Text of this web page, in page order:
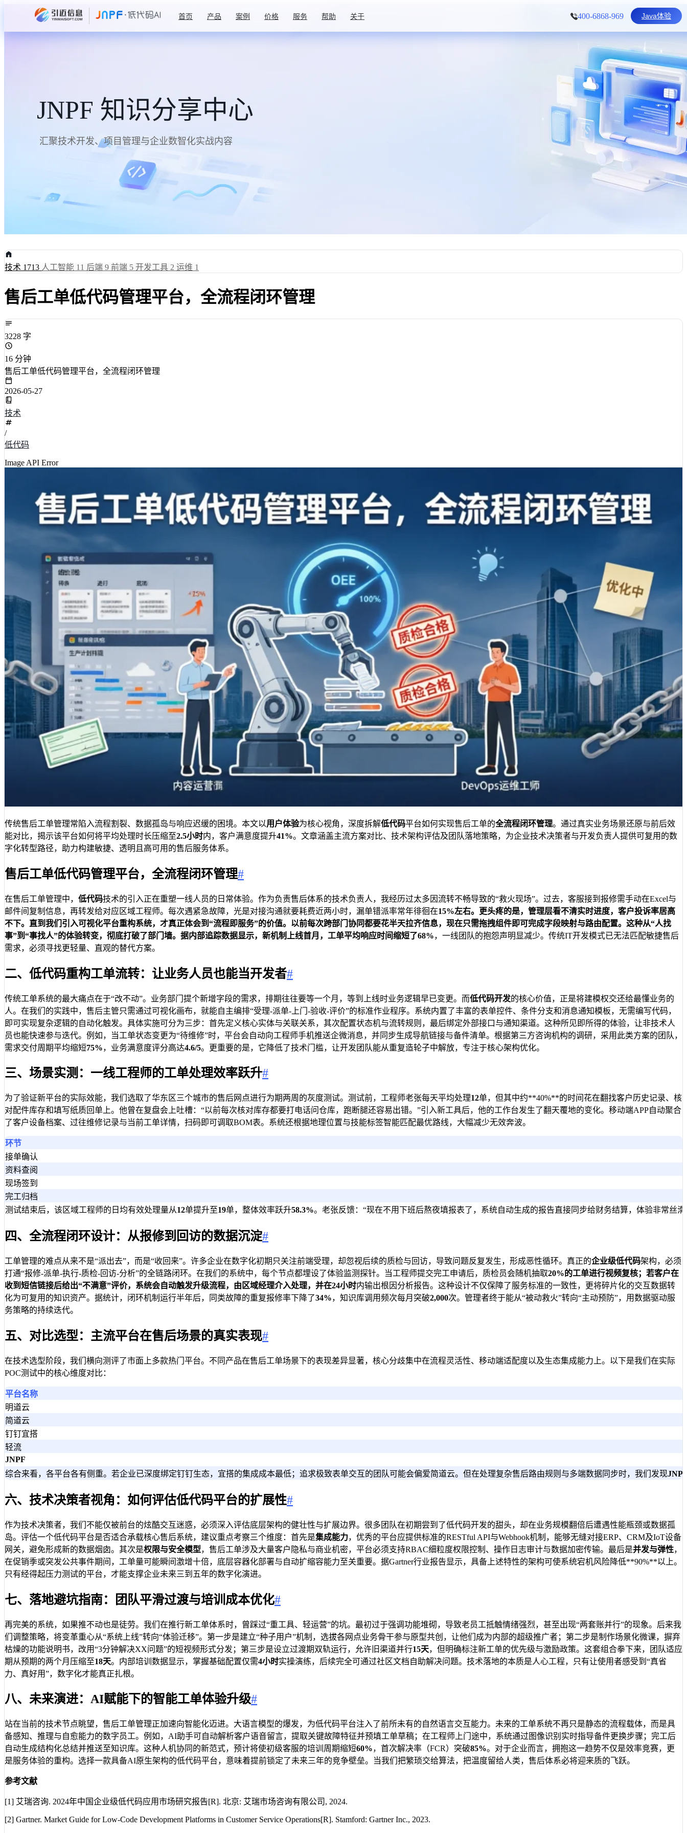
首页 产品 案例 价格 服务 帮助 关于 400-6868-969 Java体验
JNPF 知识分享中心
汇聚技术开发、项目管理与企业数智化实战内容
技术 1713 人工智能 11 后端 9 前端 5 开发工具 2 运维 1
售后工单低代码管理平台，全流程闭环管理
3228 字
16 分钟
售后工单低代码管理平台，全流程闭环管理
2026-05-27
技术
/
低代码
Image API Error
传统售后工单管理常陷入流程割裂、数据孤岛与响应迟缓的困境。本文以用户体验为核心视角，深度拆解低代码平台如何实现售后工单的全流程闭环管理。通过真实业务场景还原与前后效
能对比，揭示该平台如何将平均处理时长压缩至2.5小时内，客户满意度提升41%。文章涵盖主流方案对比、技术架构评估及团队落地策略，为企业技术决策者与开发负责人提供可复用的数
字化转型路径，助力构建敏捷、透明且高可用的售后服务体系。
售后工单低代码管理平台，全流程闭环管理#
在售后工单管理中， 低代码技术的引入正在重塑一线人员的日常体验。作为负责售后体系的技术负责人，我经历过太多因流转不畅导致的“救火现场”。过去，客服接到报修需手动在Excel与
邮件间复制信息，再转发给对应区域工程师。每次遇紧急故障，光是对接沟通就要耗费近两小时，漏单错派率常年徘徊在15%左右。更头疼的是，管理层看不清实时进度，客户投诉率居高
不下。直到我们引入可视化平台重构系统，才真正体会到“流程即服务”的价值。以前每次跨部门协同都要花半天拉齐信息，现在只需拖拽组件即可完成字段映射与路由配置。这种从“人找
事”到“事找人”的体验转变，彻底打破了部门墙。据内部追踪数据显示，新机制上线首月，工单平均响应时间缩短了68%，一线团队的抱怨声明显减少。传统IT开发模式已无法匹配敏捷售后
需求，必须寻找更轻量、直观的替代方案。
二、低代码重构工单流转：让业务人员也能当开发者#
传统工单系统的最大痛点在于“改不动”。业务部门提个新增字段的需求，排期往往要等一个月，等到上线时业务逻辑早已变更。而低代码开发的核心价值，正是将建模权交还给最懂业务的
人。在我们的实践中，售后主管只需通过可视化画布，就能自主编排“受理-派单-上门-验收-评价”的标准作业程序。系统内置了丰富的表单控件、条件分支和消息通知模板，无需编写代码，
即可实现复杂逻辑的自动化触发。具体实施可分为三步：首先定义核心实体与关联关系，其次配置状态机与流转规则，最后绑定外部接口与通知渠道。这种所见即所得的体验，让非技术人
员也能快速参与迭代。例如，当工单状态变更为“待维修”时，平台会自动向工程师手机推送企微消息，并同步生成导航链接与备件清单。根据第三方咨询机构的调研，采用此类方案的团队，
需求交付周期平均缩短75%，业务满意度评分高达4.6/5。更重要的是，它降低了技术门槛，让开发团队能从重复造轮子中解放，专注于核心架构优化。
三、场景实测：一线工程师的工单处理效率跃升#
为了验证新平台的实际效能，我们选取了华东区三个城市的售后网点进行为期两周的灰度测试。测试前，工程师老张每天平均处理12单，但其中约**40%**的时间花在翻找客户历史记录、核
对配件库存和填写纸质回单上。他曾在复盘会上吐槽：“以前每次核对库存都要打电话问仓库，跑断腿还容易出错。”引入新工具后，他的工作台发生了翻天覆地的变化。移动端APP自动聚合
了客户设备档案、过往维修记录与当前工单详情，扫码即可调取BOM表。系统还根据地理位置与技能标签智能匹配最优路线，大幅减少无效奔波。
环节
接单确认
资料查阅
现场签到
完工归档
测试结束后，该区域工程师的日均有效处理量从12单提升至19单，整体效率跃升58.3%。老张反馈：“现在不用下班后熬夜填报表了，系统自动生成的报告直接同步给财务结算，体验非常丝
四、全流程闭环设计：从报修到回访的数据沉淀#
工单管理的难点从来不是“派出去”，而是“收回来”。许多企业在数字化初期只关注前端受理，却忽视后续的质检与回访，导致问题反复发生，形成恶性循环。真正的企业级低代码架构，必须
打通“报修-派单-执行-质检-回访-分析”的全链路闭环。在我们的系统中，每个节点都埋设了体验监测探针。当工程师提交完工申请后，质检员会随机抽取20%的工单进行视频复核；若客户在
收到短信链接后给出“不满意”评价，系统会自动触发升级流程，由区域经理介入处理，并在24小时内输出根因分析报告。这种设计不仅保障了服务标准的一致性，更将碎片化的交互数据转
化为可复用的知识资产。据统计，闭环机制运行半年后，同类故障的重复报修率下降了34%，知识库调用频次每月突破2,000次。管理者终于能从“被动救火”转向“主动预防”，用数据驱动服
务策略的持续迭代。
五、对比选型：主流平台在售后场景的真实表现#
在技术选型阶段，我们横向测评了市面上多款热门平台。不同产品在售后工单场景下的表现差异显著，核心分歧集中在流程灵活性、移动端适配度以及生态集成能力上。以下是我们在实际
POC测试中的核心维度对比：
平台名称
明道云
简道云
钉钉宜搭
轻流
JNPF
综合来看，各平台各有侧重。若企业已深度绑定钉钉生态，宜搭的集成成本最低；追求极致表单交互的团队可能会偏爱简道云。但在处理复杂售后路由规则与多端数据同步时，我们发现
六、技术决策者视角：如何评估低代码平台的扩展性#
作为技术决策者，我们不能仅被前台的炫酷交互迷惑，必须深入评估底层架构的健壮性与扩展边界。很多团队在初期尝到了低代码开发的甜头，却在业务规模翻倍后遭遇性能瓶颈或数据孤
岛。评估一个低代码平台是否适合承载核心售后系统，建议重点考察三个维度：首先是集成能力，优秀的平台应提供标准的RESTful API与Webhook机制，能够无缝对接ERP、CRM及IoT设备
网关，避免形成新的数据烟囱。其次是权限与安全模型，售后工单涉及大量客户隐私与商业机密，平台必须支持RBAC细粒度权限控制、操作日志审计与数据加密传输。最后是并发与弹性，
在促销季或突发公共事件期间，工单量可能瞬间激增十倍，底层容器化部署与自动扩缩容能力至关重要。据Gartner行业报告显示，具备上述特性的架构可使系统宕机风险降低**90%**以上。
只有经得起压力测试的平台，才能支撑企业未来三到五年的数字化演进。
七、落地避坑指南：团队平滑过渡与培训成本优化#
再完美的系统，如果推不动也是徒劳。我们在推行新工单体系时，曾踩过“重工具、轻运营”的坑。最初过于强调功能堆砌，导致老员工抵触情绪强烈，甚至出现“两套账并行”的现象。后来我
们调整策略，将变革重心从“系统上线”转向“体验迁移”。第一步是建立“种子用户”机制，选拔各网点业务骨干参与原型共创，让他们成为内部的超级推广者；第二步是制作场景化微课，摒弃
枯燥的功能说明书，改用“3分钟解决XX问题”的短视频形式分发；第三步是设立过渡期双轨运行，允许旧渠道并行15天，但明确标注新工单的优先级与激励政策。这套组合拳下来，团队适应
期从预期的两个月压缩至18天。内部培训数据显示，掌握基础配置仅需4小时实操演练，后续完全可通过社区文档自助解决问题。技术落地的本质是人心工程，只有让使用者感受到“真省
力、真好用”，数字化才能真正扎根。
八、未来演进：AI赋能下的智能工单体验升级#
站在当前的技术节点眺望，售后工单管理正加速向智能化迈进。大语言模型的爆发，为低代码平台注入了前所未有的自然语言交互能力。未来的工单系统不再只是静态的流程载体，而是具
备感知、推理与自愈能力的数字员工。例如，AI助手可自动解析客户语音留言，提取关键故障特征并预填工单草稿；在工程师上门途中，系统通过图像识别实时指导备件更换步骤；完工后
自动生成结构化总结并推送至知识库。这种人机协同的新范式，预计将使初级客服的培训周期缩短60%，首次解决率（FCR）突破85%。对于企业而言，拥抱这一趋势不仅是效率竞赛，更
是服务体验的重构。选择一款具备AI原生架构的低代码平台，意味着提前锁定了未来三年的竞争壁垒。当我们把繁琐交给算法，把温度留给人类，售后体系必将迎来质的飞跃。
参考文献
[1] 艾瑞咨询. 2024年中国企业级低代码应用市场研究报告[R]. 北京: 艾瑞市场咨询有限公司, 2024.
[2] Gartner. Market Guide for Low-Code Development Platforms in Customer Service Operations[R]. Stamford: Gartner Inc., 2023.